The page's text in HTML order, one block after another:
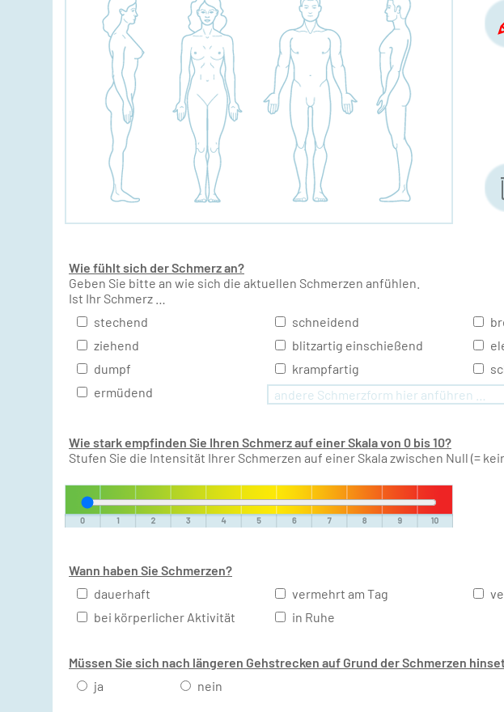
Wie fühlt sich der Schmerz an?
Geben Sie bitte an wie sich die aktuellen Schmerzen anfühlen.
Ist Ihr Schmerz …
stechend
schneidend
ziehend
blitzartig einschießend
dumpf
krampfartig
ermüdend
Wie stark empfinden Sie Ihren Schmerz auf einer Skala von 0 bis 10?
Stufen Sie die Intensität Ihrer Schmerzen auf einer Skala zwischen Null (=
Wann haben Sie Schmerzen?
dauerhaft
vermehrt am Tag
bei körperlicher Aktivität
in Ruhe
Müssen Sie sich nach längeren Gehstrecken auf Grund der Schmerzen
ja
nein